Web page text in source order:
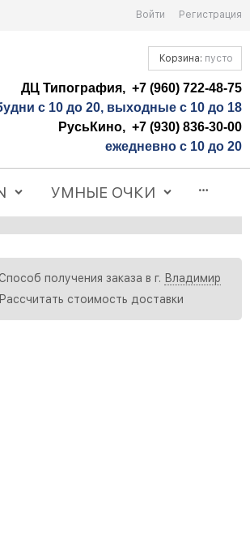
Войти Регистрация
Корзина: пусто
ДЦ Типография, +7 (960) 722-48-75
с 10 до 20, выходные с 10 до 18
РусьКино, +7 (930) 836-30-00
ежедневно с 10 до 20
УМНЫЕ ОЧКИ
получения заказа в г. Владимир
Рассчитать стоимость доставки